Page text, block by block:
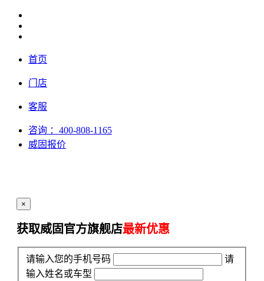
首页
门店
客服
咨询 ：400-808-1165
威固报价
×
获取威固官方旗舰店最新优惠
请输入您的手机号码
请
输入姓名或车型